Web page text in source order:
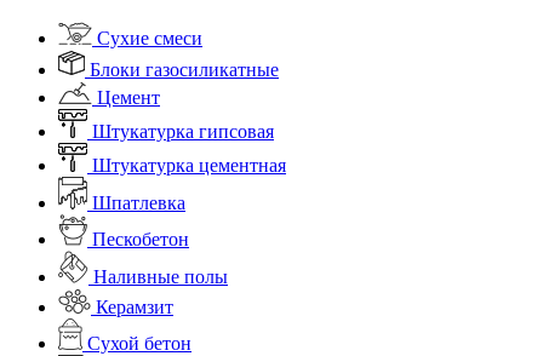
Сухие смеси
Блоки газосиликатные
Цемент
Штукатурка гипсовая
Штукатурка цементная
Шпатлевка
Пескобетон
Наливные полы
Керамзит
Сухой бетон